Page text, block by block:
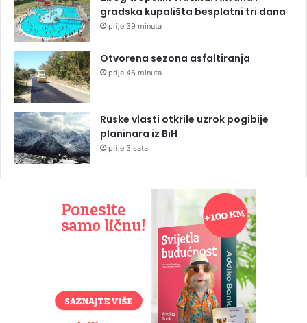
gradska kupališta besplatni tri dana
prije 39 minuta
Otvorena sezona asfaltiranja
prije 46 minuta
Ruske vlasti otkrile uzrok pogibije
planinara iz BiH
prije 3 sata